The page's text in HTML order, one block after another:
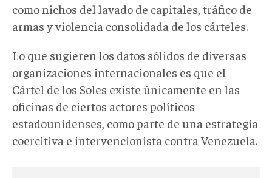
como nichos del lavado de capitales, tráfico de
armas y violencia consolidada de los cárteles.
Lo que sugieren los datos sólidos de diversas
organizaciones internacionales es que el
Cártel de los Soles existe únicamente en las
oficinas de ciertos actores políticos
estadounidenses, como parte de una estrategia
coercitiva e intervencionista contra Venezuela.